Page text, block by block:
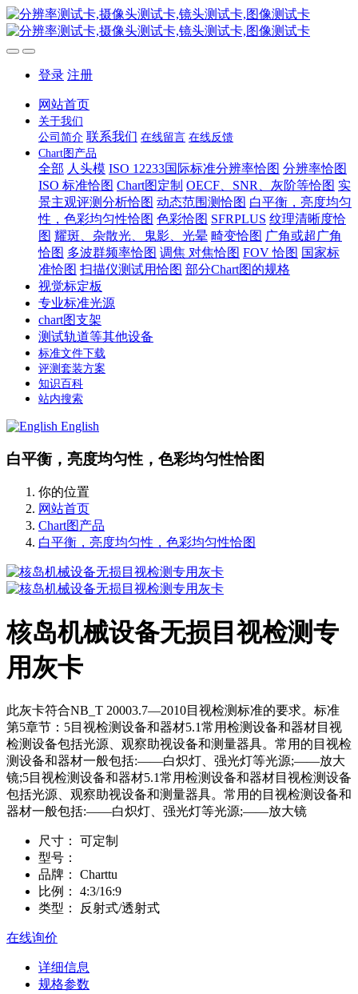
登录 注册
网站首页
关于我们
公司简介 联系我们 在线留言 在线反馈
Chart图产品
全部 人头模 ISO 12233国际标准分辨率恰图 分辨率恰图
ISO 标准恰图 Chart图定制 OECF、SNR、灰阶等恰图 实
景主观评测分析恰图 动态范围测恰图 白平衡，亮度均匀
性，色彩均匀性恰图 色彩恰图 SFRPLUS 纹理清晰度恰
图 耀斑、杂散光、鬼影、光晕 畸变恰图 广角或超广角
恰图 多波群频率恰图 调焦 对焦恰图 FOV 恰图 国家标
准恰图 扫描仪测试用恰图 部分Chart图的规格
视觉标定板
专业标准光源
chart图支架
测试轨道等其他设备
标准文件下载
评测套装方案
知识百科
站内搜索
English
白平衡，亮度均匀性，色彩均匀性恰图
你的位置
网站首页
Chart图产品
白平衡，亮度均匀性，色彩均匀性恰图
核岛机械设备无损目视检测专
用灰卡
此灰卡符合NB_T 20003.7—2010目视检测标准的要求。标准
第5章节：5目视检测设备和器材5.1常用检测设备和器材目视
检测设备包括光源、观察助视设备和测量器具。常用的目视检
测设备和器材一般包括:——白炽灯、强光灯等光源;——放大
镜;5目视检测设备和器材5.1常用检测设备和器材目视检测设备
包括光源、观察助视设备和测量器具。常用的目视检测设备和
器材一般包括:——白炽灯、强光灯等光源;——放大镜
尺寸：
可定制
型号：
品牌：
Charttu
比例：
4:3/16:9
类型：
反射式/透射式
在线询价
详细信息
规格参数